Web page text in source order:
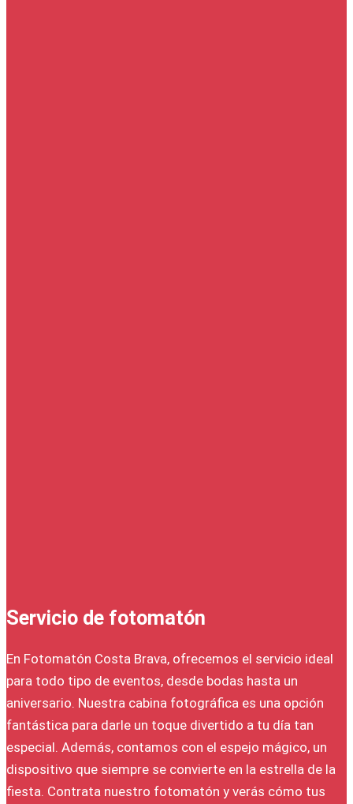
Servicio de fotomatón
En Fotomatón Costa Brava, ofrecemos el servicio ideal
para todo tipo de eventos, desde bodas hasta un
aniversario. Nuestra cabina fotográfica es una opción
fantástica para darle un toque divertido a tu día tan
especial. Además, contamos con el espejo mágico, un
dispositivo que siempre se convierte en la estrella de la
fiesta. Contrata nuestro fotomatón y verás cómo tus